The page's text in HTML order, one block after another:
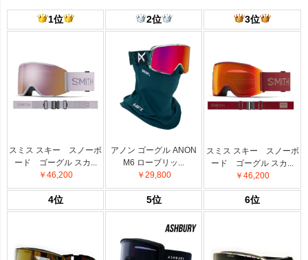
1位 2位 3位
スミス スキー スノーボ
ード ゴーグル スカ...
￥46,200
アノン ゴーグル ANON
M6 ローブリッ...
￥29,800
スミス スキー スノーボ
ード ゴーグル スカ...
￥46,200
4位 5位 6位